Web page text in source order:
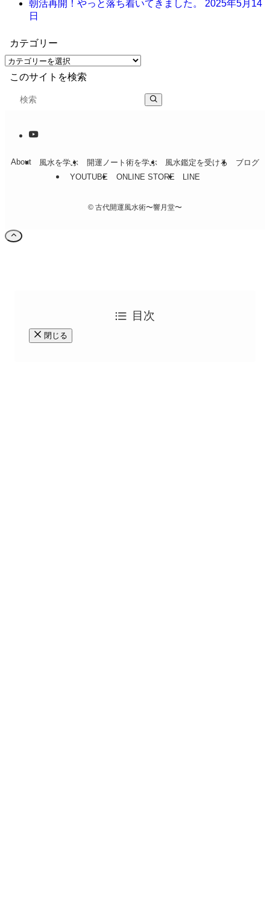
朝活再開！やっと落ち着いてきました。 2025年5月14
日
カテゴリー
このサイトを検索
About 風水を学ぶ 開運ノート術を学ぶ 風水鑑定を受ける
ブログ
YOUTUBE
ONLINE STORE LINE
© 古代開運風水術〜響月堂〜
目次
閉じる